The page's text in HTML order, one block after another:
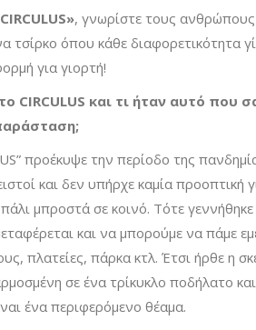
, γνωρίστε τους
τσίρκο όπου κάθε διαφορετικότητα
για γιορτή!
CIRCULUS και τι ήταν αυτό που
προέκυψε την περίοδο της
και δεν υπήρχε καμία προοπτική
μπροστά σε κοινό. Τότε γεννήθηκε
και να μπορούμε να πάμε
πλατείες, πάρκα κτλ. Έτσι ήρθε η
σε ένα τρίκυκλο ποδήλατο
ένα περιφερόμενο θέαμα.